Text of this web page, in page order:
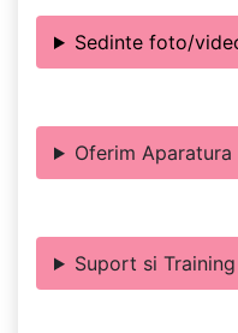
Sedinte foto/
Oferim Aparatura
Suport si Training